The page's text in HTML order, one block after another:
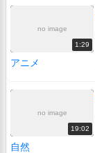
no image
1:29
アニメ
no image
19:02
自然